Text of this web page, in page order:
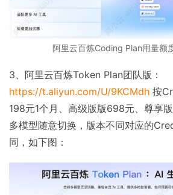
阿里云百炼Coding Plan用量额
3、阿里云百炼Token Plan团队版：
https://t.aliyun.com/U/9KCMdh 按
198元1个月、高级版版698元、尊享
多模型随意切换，版本不同对应的
同，如下图：